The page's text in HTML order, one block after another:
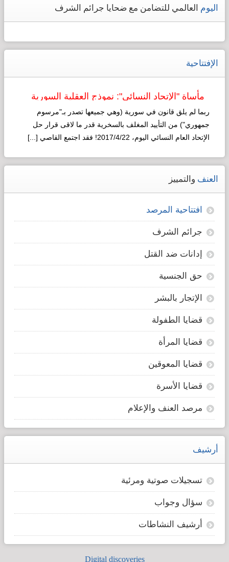
اليوم العالمي للتضامن مع ضحايا جرائم الشرف
الإفتتاحية
مأساة "الإتحاد النسائي": نموذج العقلية السورية
لـ"التطوير"!
ربما لم يلق قانون في سورية (وهي جميعها تصدر بـ"مرسوم
جمهوري") من التأييد المغلف بالسخرية قدر ما لاقى قرار حل
الإتحاد العام النسائي اليوم، 2017/4/22! فقد اجتمع القاصي [...]
Read more...
وقائع
ما
ثورة
الأطفال
في
وقائع
ما
التي
راية
وتفصيلا
المرأة،
حتى
لاعتباره
بل
[...]
العنف والتمييز
افتتاحية المرصد
جرائم الشرف
إدانات ضد القتل
حق الجنسية
الإتجار بالبشر
قضايا الطفولة
قضايا المرأة
قضايا المعوقين
قضايا الأسرة
مرصد العنف والإعلام
أرشيف
تسجيلات صوتية ومرئية
سؤال وجواب
أرشيف النشاطات
Digital discoveries